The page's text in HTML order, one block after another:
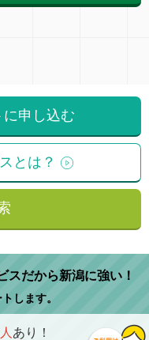
申し込む
とは？
スだから新潟に強い！
します。
あり！